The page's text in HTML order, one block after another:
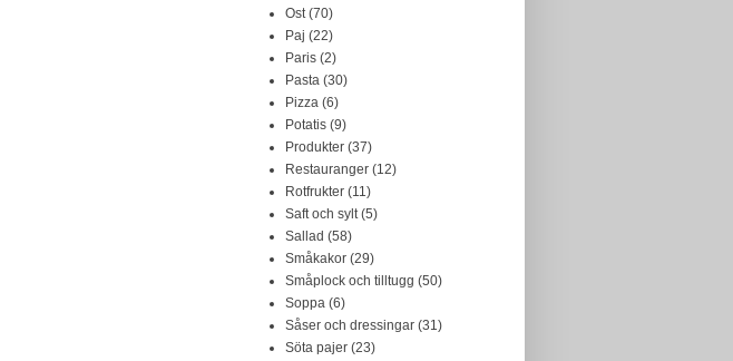
Ost (70)
Paj (22)
Paris (2)
Pasta (30)
Pizza (6)
Potatis (9)
Produkter (37)
Restauranger (12)
Rotfrukter (11)
Saft och sylt (5)
Sallad (58)
Småkakor (29)
Småplock och tilltugg (50)
Soppa (6)
Såser och dressingar (31)
Söta pajer (23)